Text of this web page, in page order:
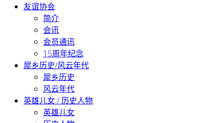
友谊协会
简介
会讯
会员通讯
15周年纪念
犀乡历史/风云年代
犀乡历史
风云年代
英雄儿女 / 历史人物
英雄儿女